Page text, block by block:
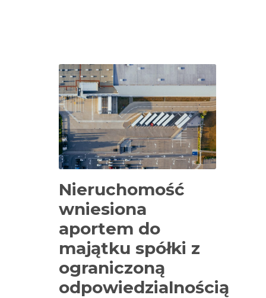
Nieruchomość
wniesiona
aportem do
majątku spółki z
ograniczoną
odpowiedzialnością